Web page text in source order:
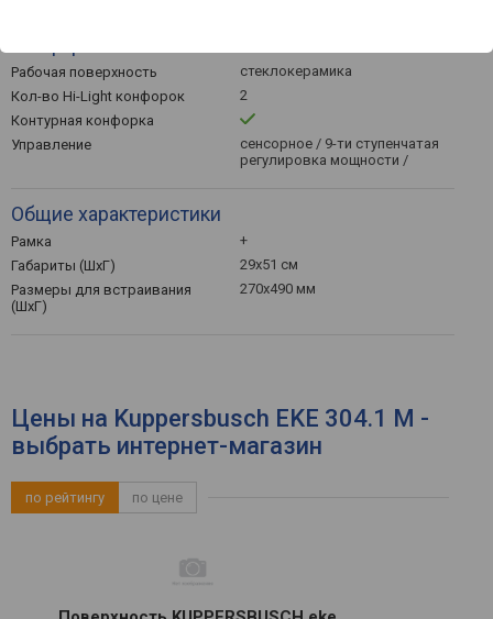
Рабочая поверхность
стеклокерамика
Кол-во Hi-Light конфорок
2
Контурная конфорка
Управление
сенсорное / 9-ти ступенчатая
регулировка мощности /
Общие характеристики
Рамка
+
Габариты (ШхГ)
29х51 см
Размеры для встраивания
(ШхГ)
270х490 мм
Цены на Kuppersbusch EKE 304.1 M -
выбрать интернет-магазин
по рейтингу по цене